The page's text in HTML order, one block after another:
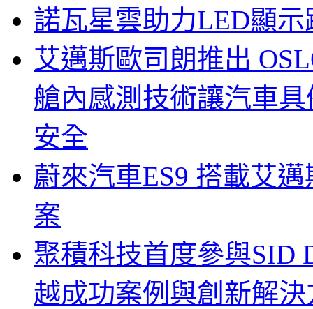
諾瓦星雲助力LED顯
艾邁斯歐司朗推出
艙內感測技術讓汽車
安全
蔚來汽車ES9 搭載艾
案
聚積科技首度參與SID
越成功案例與創新解決